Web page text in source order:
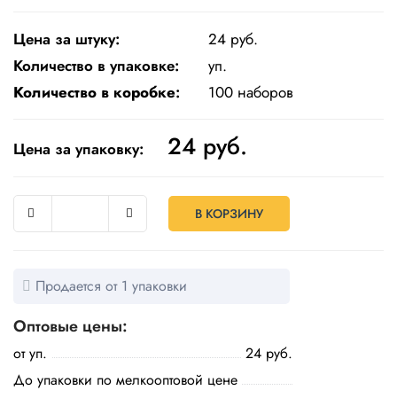
Крафт
упаковка
многоразовая
Товары
и
выпекания
Пленка
и скотч
Бытовая
Цена за штуку:
24 руб.
Количество в упаковке:
уп.
Количество в коробке: 100 наборов
Цена за упаковку: 24 руб.
В КОРЗИНУ
Продается от 1 упаковки
Оптовые цены:
от уп.
24 руб.
До упаковки по мелкооптовой цене